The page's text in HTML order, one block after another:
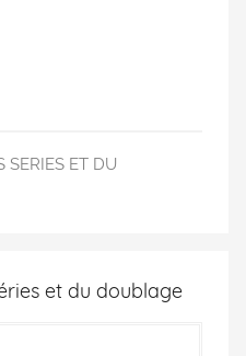
SERIES ET DU
et du doublage